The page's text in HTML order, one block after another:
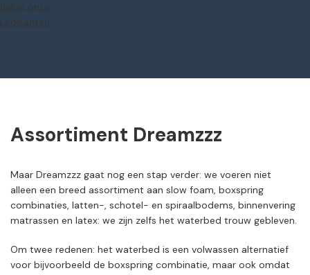
Bekijk onze
Ledikanten
Assortiment Dreamzzz
Maar Dreamzzz gaat nog een stap verder: we voeren niet
alleen een breed assortiment aan slow foam, boxspring
combinaties, latten-, schotel- en spiraalbodems, binnenvering
matrassen en latex: we zijn zelfs het waterbed trouw gebleven.
Om twee redenen: het waterbed is een volwassen alternatief
voor bijvoorbeeld de boxspring combinatie, maar ook omdat